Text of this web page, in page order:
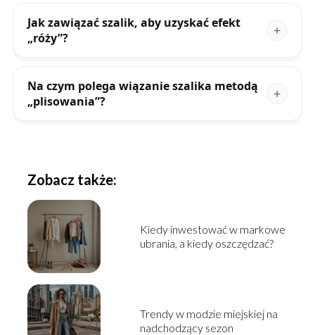
Jak zawiązać szalik, aby uzyskać efekt
„róży”?
Na czym polega wiązanie szalika metodą
„plisowania”?
Zobacz także:
Kiedy inwestować w markowe
ubrania, a kiedy oszczędzać?
Trendy w modzie miejskiej na
nadchodzący sezon